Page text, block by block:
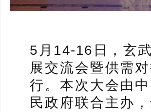
5月14-16日，玄
展交流会暨供需
行。本次大会由
民政府联合主办